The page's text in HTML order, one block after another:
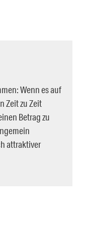
Wenn es auf
Zeit zu Zeit
Betrag zu
attraktiver